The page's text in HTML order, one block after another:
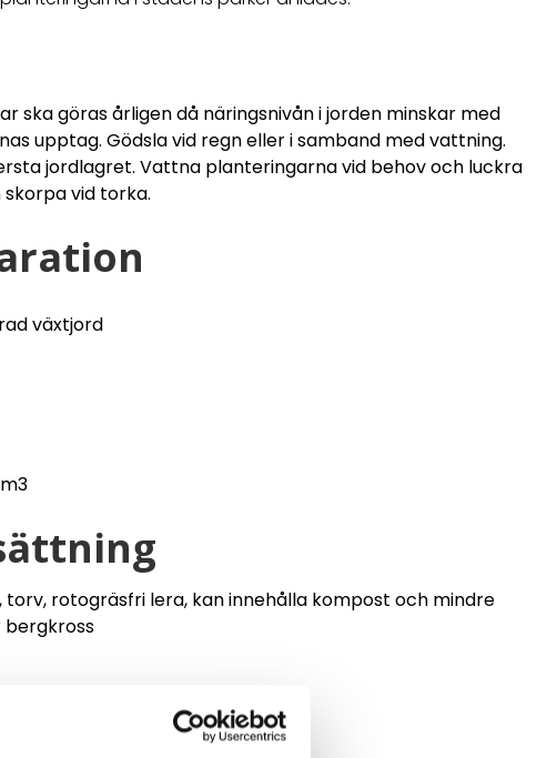
ska göras årligen då näringsnivån i jorden minskar med
upptag. Gödsla vid regn eller i samband med vattning.
jordlagret. Vattna planteringarna vid behov och luckra
vid torka.
växtjord
torv, rotogräsfri lera, kan innehålla kompost och mindre